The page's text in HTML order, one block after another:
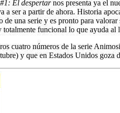
El despertarnos presenta ya el
a ser a partir de ahora. Historia
de una serie y es pronto para
funcional lo que ayuda
cuatro números de la serie
y que en Estados Unidos goza